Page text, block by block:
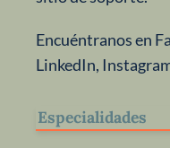
Encuéntranos en
LinkedIn,
Especialidades